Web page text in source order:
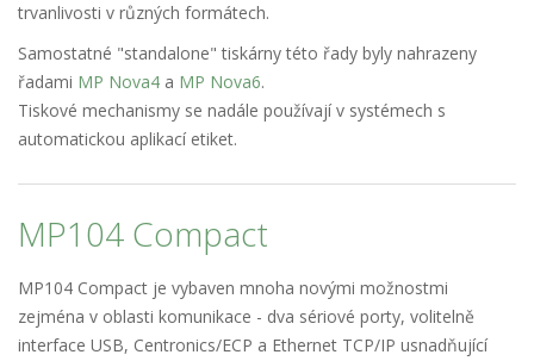
trvanlivosti v různých formátech.
Samostatné "standalone" tiskárny této řady byly nahrazeny
řadami MP Nova4 a MP Nova6.
Tiskové mechanismy se nadále používají v systémech s
automatickou aplikací etiket.
MP104 Compact
MP104 Compact je vybaven mnoha novými možnostmi
zejména v oblasti komunikace - dva sériové porty, volitelně
interface USB, Centronics/ECP a Ethernet TCP/IP usnadňující